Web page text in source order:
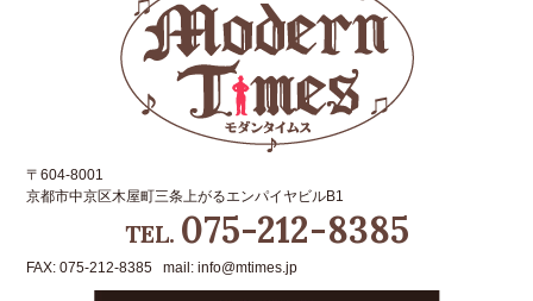
〒604-8001
京都市中京区木屋町三条上がるエンパイヤビルB1
TEL. 075-212-8385
FAX: 075-212-8385 mail: info@mtimes.jp